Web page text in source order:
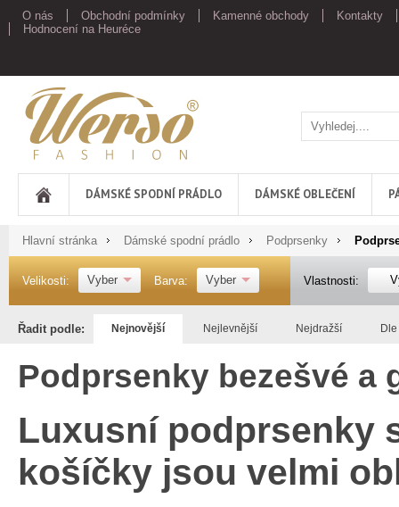
O nás Obchodní podmínky Kamenné obchody
Kontakty
Hodnocení na Heuréce
Werso
DÁMSKÉ SPODNÍ PRÁDLO DÁMSKÉ OBLEČENÍ
Hlavní stránka Dámské spodní prádlo Podprsenky
Velikosti: Vyber Barva: Vyber Vlastnosti:
Řadit podle: Nejnovější Nejlevnější Nejdražší
Podprsenky bezešvé a
Luxusní podprsenky
košíčky jsou velmi